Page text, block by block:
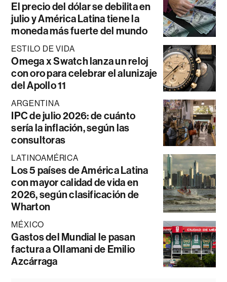
El precio del dólar se debilita en
julio y América Latina tiene la
moneda más fuerte del mundo
ESTILO DE VIDA
Omega x Swatch lanza un reloj
con oro para celebrar el alunizaje
del Apollo 11
ARGENTINA
IPC de julio 2026: de cuánto
sería la inflación, según las
consultoras
LATINOAMÉRICA
Los 5 países de América Latina
con mayor calidad de vida en
2026, según clasificación de
Wharton
MÉXICO
Gastos del Mundial le pasan
factura a Ollamani de Emilio
Azcárraga